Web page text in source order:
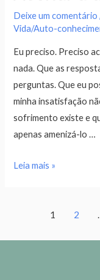
Deixe um comentário
Vida/Auto-
Eu preciso. Preciso
nada. Que as
perguntas. Que eu
minha insatisfação
sofrimento existe e
apenas amenizá-lo …
Leia mais »
1 2